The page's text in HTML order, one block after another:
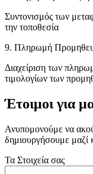
Συντονισμός των
την τοποθεσία
9. Πληρωμή
Διαχείριση των
τιμολογίων των
Έτοιμοι για
Ανυπομονούμε να
δημιουργήσουμε μαζί
Τα Στοιχεία σας